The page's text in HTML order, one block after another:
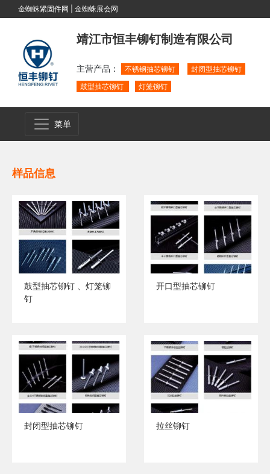
金蜘蛛紧固件网 金蜘蛛展会网
靖江市恒丰铆钉制造有限公司
主营产品： 不锈钢抽芯铆钉
封闭型抽芯铆钉
鼓型抽芯铆钉
灯笼铆钉
菜单
样品信息
鼓型抽芯铆钉 、灯笼铆
钉
开口型抽芯铆钉
封闭型抽芯铆钉 拉丝铆钉